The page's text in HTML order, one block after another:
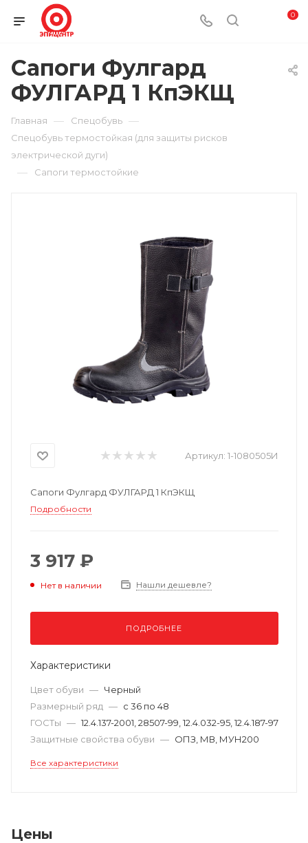
0
Сапоги Фулгард
ФУЛГАРД 1 КпЭКЩ
Главная — Спецобувь —
Спецобувь термостойкая (для защиты рисков
электрической дуги)
— Сапоги термостойкие
Артикул: 1-1080505И
Сапоги Фулгард ФУЛГАРД 1 КпЭКЩ
Подробности
3 917 ₽
Нет в наличии Нашли дешевле?
ПОДРОБНЕЕ
Характеристики
Цвет обуви — Черный
Размерный ряд — с 36 по 48
ГОСТы — 12.4.137-2001, 28507-99, 12.4.032-95, 12.4.187-97
Защитные свойства обуви — ОПЗ, МВ, МУН200
Все характеристики
Цены